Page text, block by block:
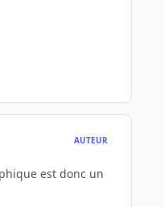
AUTEUR
est donc un